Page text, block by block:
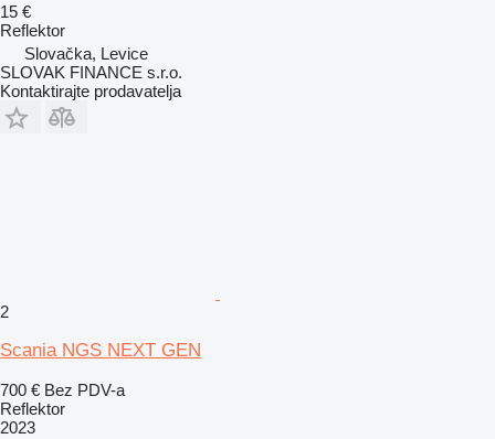
15 €
Reflektor
Slovačka, Levice
SLOVAK FINANCE s.r.o.
Kontaktirajte prodavatelja
2
Scania NGS NEXT GEN
700 € Bez PDV-a
Reflektor
2023